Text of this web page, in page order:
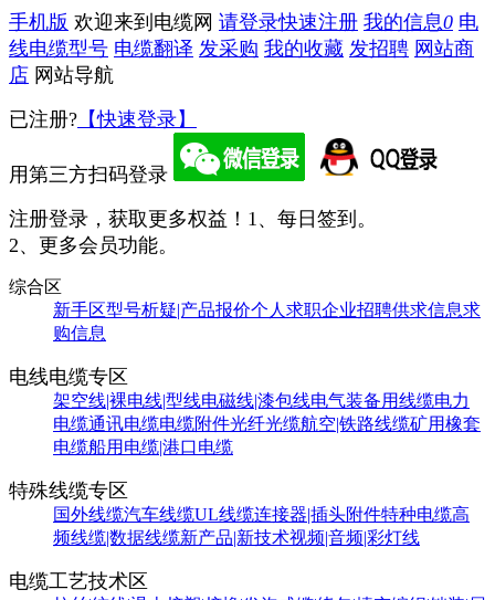
手机版 欢迎来到电缆网 请登录快速注册 我的信息0 电
线电缆型号 电缆翻译 发采购 我的收藏 发招聘 网站商
店 网站导航
已注册? 【快速登录】
用第三方扫码登录
注册登录，获取更多权益！ 1、每日签到。
2、更多会员功能。
综合区
新手区型号析疑|产品报价个人求职企业招聘供求信息求
购信息
电线电缆专区
架空线|裸电线|型线电磁线|漆包线电气装备用线缆电力
电缆通讯电缆电缆附件光纤光缆航空|铁路线缆矿用橡套
电缆船用电缆|港口电缆
特殊线缆专区
国外线缆汽车线缆UL线缆连接器|插头附件特种电缆高
频线缆|数据线缆新产品|新技术视频|音频|彩灯线
电缆工艺技术区